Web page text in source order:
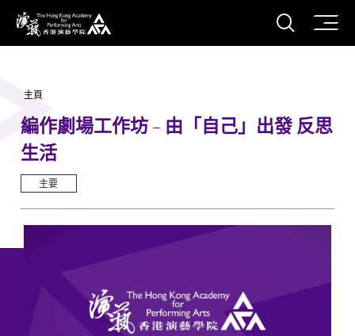
香港演藝學院
打開
主頁
編作劇場工作坊 - 由「自己」出發 反思
生活
主要